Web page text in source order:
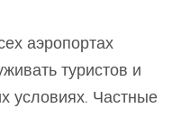
аэропортах
туристов и
условиях. Частные